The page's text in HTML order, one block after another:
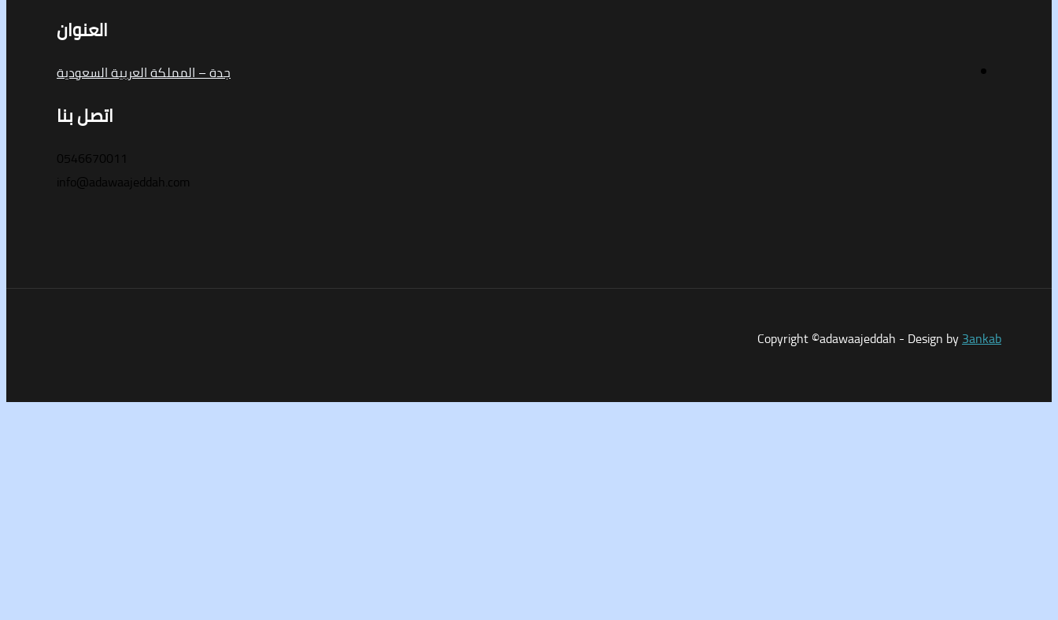
العنوان
جدة – المملكة العربية السعودية
اتصل بنا
Copyright ©adawaajeddah - Design by3ankab